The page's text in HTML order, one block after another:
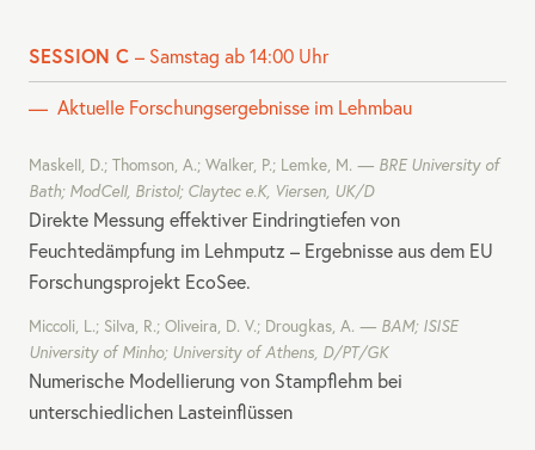
SESSION C – Samstag ab 14:00 Uhr
Aktuelle Forschungsergebnisse im Lehmbau
Maskell, D.; Thomson, A.; Walker, P.; Lemke, M. BREUniversity of
Bath; ModCell, Bristol; Claytec e.K, Viersen, UK/D
Direkte Messung effektiver Eindringtiefen von
Feuchtedämpfung im Lehmputz – Ergebnisse aus dem EU
Forschungsprojekt EcoSee.
Miccoli, L.; Silva, R.; Oliveira, D. V.; Drougkas, A. BAM; ISISE
University of Minho; University of Athens, D/PT/GK
Numerische Modellierung von Stampflehm bei
unterschiedlichen Lasteinflüssen